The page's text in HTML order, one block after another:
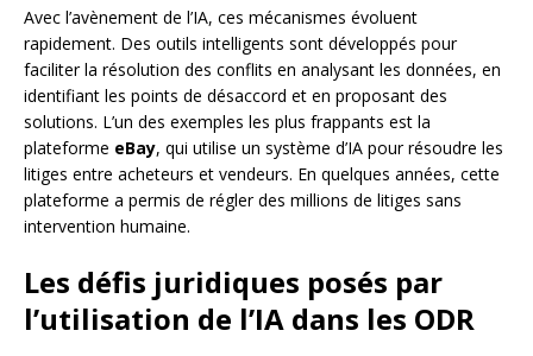
Avec l’avènement de l’IA, ces mécanismes évoluent
rapidement. Des outils intelligents sont développés pour
faciliter la résolution des conflits en analysant les données, en
identifiant les points de désaccord et en proposant des
solutions. L’un des exemples les plus frappants est la
plateforme eBay, qui utilise un système d’IA pour résoudre les
litiges entre acheteurs et vendeurs. En quelques années, cette
plateforme a permis de régler des millions de litiges sans
intervention humaine.
Les défis juridiques posés par
l’utilisation de l’IA dans les ODR